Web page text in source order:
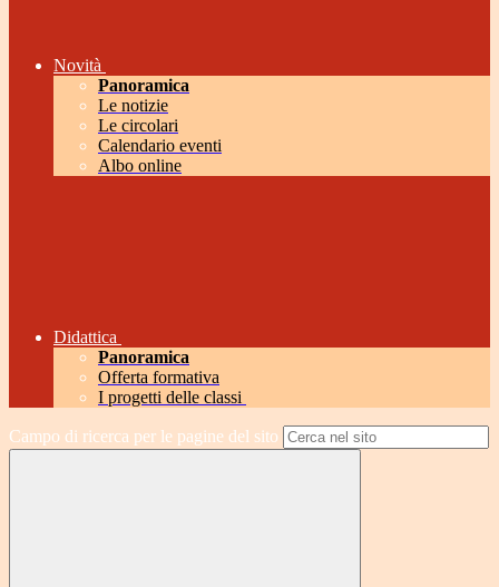
Novità
Panoramica
Le notizie
Le circolari
Calendario eventi
Albo online
Didattica
Panoramica
Offerta formativa
I progetti delle classi
Campo di ricerca per le pagine del sito